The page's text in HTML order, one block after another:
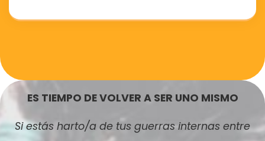
ES TIEMPO DE VOLVER A SER UNO MISMO
Si estás harto/a de tus guerras internas entre